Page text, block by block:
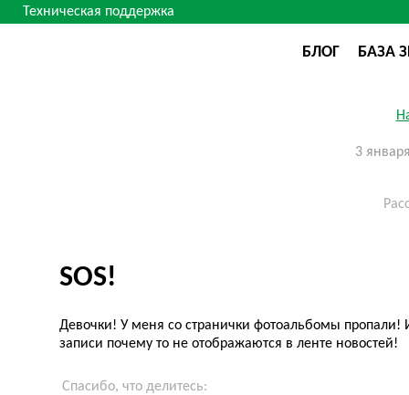
Техническая поддержка
БЛОГ БАЗА
3
SOS!
Девочки! У меня со странички фотоальбомы
записи почему то не отображаются в ленте новостей!
Спасибо, что делитесь: